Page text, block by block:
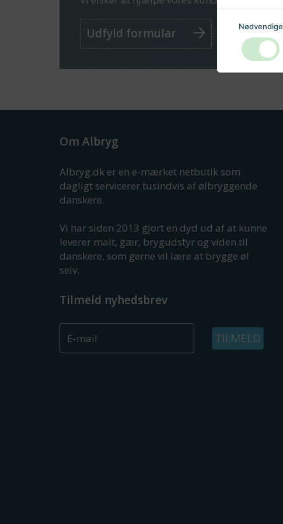
Nødvendige
Udfyld formular
Om Albryg
Albryg.dk er en e-mærket netbutik som
dagligt servicerer tusindvis af ølbryggende
danskere.
Vi har siden 2013 gjort en dyd ud af at kunne
leverer malt, gær, brygudstyr og viden til
danskere, som gerne vil lære at brygge øl
selv.
Tilmeld nyhedsbrev
TILMELD